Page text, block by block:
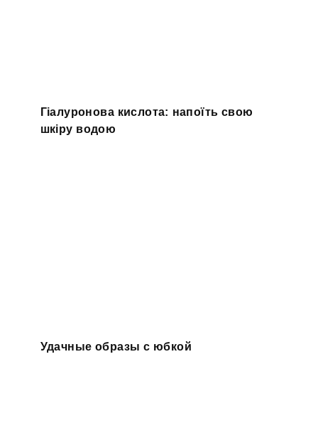
Гіалуронова кислота: напоїть свою
шкіру водою
Удачные образы с юбкой